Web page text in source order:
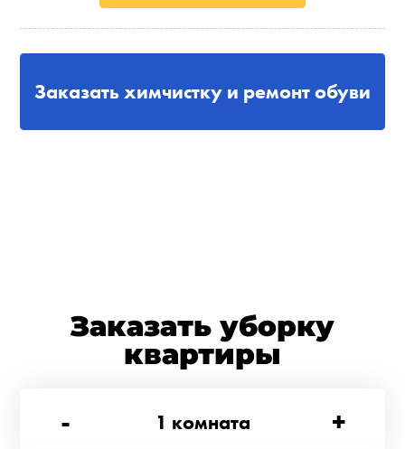
Заказать химчистку и ремонт обуви
Заказать уборку
квартиры
-
1 комната +